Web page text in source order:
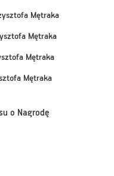
Mętraka
Mętraka
Mętraka
Mętraka
o Nagrodę